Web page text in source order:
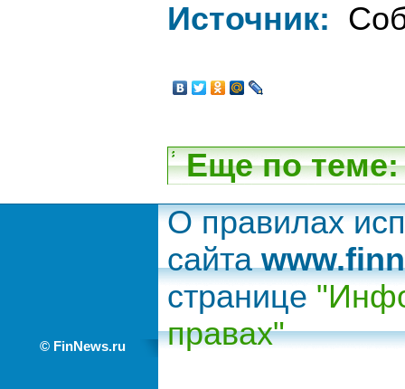
Источник:
Еще по теме:
© FinNews.ru
О правилах
сайта
странице
правах"